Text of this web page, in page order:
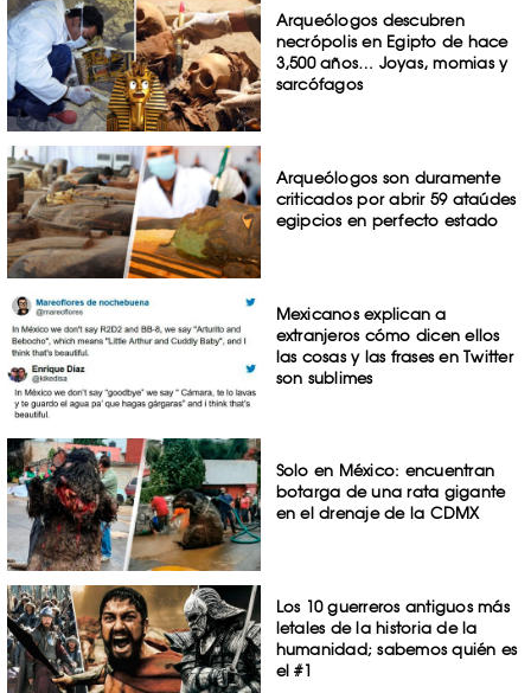
Arqueólogos descubren
necrópolis en Egipto de hace
3,500 años… Joyas, momias y
sarcófagos
Arqueólogos son duramente
criticados por abrir 59 ataúdes
egipcios en perfecto estado
Mexicanos explican a
extranjeros cómo dicen ellos
las cosas y las frases en Twitter
son sublimes
Solo en México: encuentran
botarga de una rata gigante
en el drenaje de la CDMX
Los 10 guerreros antiguos más
letales de la historia de la
humanidad; sabemos quién es
el #1